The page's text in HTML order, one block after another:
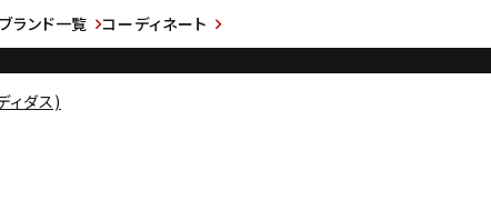
ランド一覧
コーディネート
ダス)